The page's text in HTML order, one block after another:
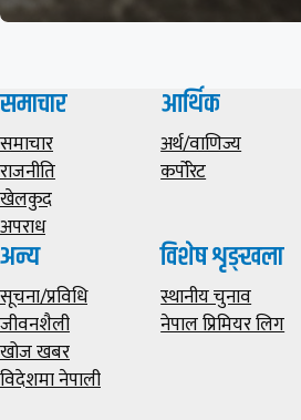
समाचार
समाचार
राजनीति
खेलकुद
अपराध
आर्थिक
अर्थ/वाणिज्य
कर्पोरेट
अन्य
सूचना/प्रविधि
जीवनशैली
खोज खबर
विदेशमा नेपाली
विशेष शृङ्खला
स्थानीय चुनाव
नेपाल प्रिमियर लिग